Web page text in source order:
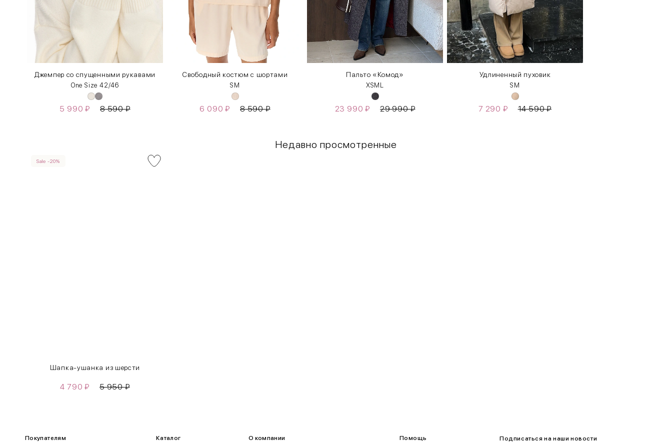
Джемпер со спущенными рукавами
One Size 42/46
5 990₽ 8 590₽
Свободный костюм с шортами
S M
6 090₽ 8 590₽
Пальто «Комод»
XS M L
23 990₽ 29 990₽
Удлиненный пуховик
S M
7 290 ₽ 14 590₽
Недавно просмотренные
Sale -20%
Шапка-ушанка из шерсти
4 790₽ 5 950₽
Как правильно себя обмерить
Обхват груди (С)
Покупателям Каталог О компании Помощь Подписаться на наши новости